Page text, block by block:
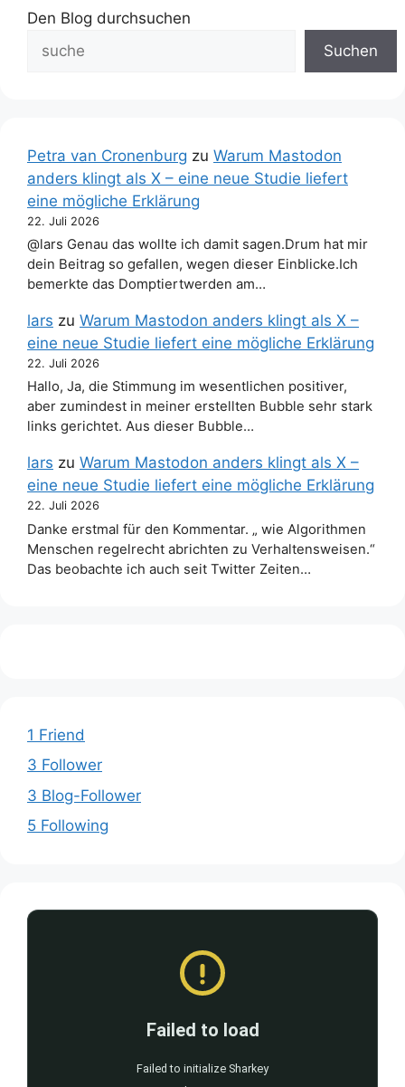
Den Blog durchsuchen
Suchen
Petra van Cronenburg zu Warum Mastodon
anders klingt als X – eine neue Studie liefert
eine mögliche Erklärung
22. Juli 2026
@lars Genau das wollte ich damit sagen.Drum hat mir
dein Beitrag so gefallen, wegen dieser Einblicke.Ich
bemerkte das Domptiertwerden am…
lars zu Warum Mastodon anders klingt als X –
eine neue Studie liefert eine mögliche Erklärung
22. Juli 2026
Hallo, Ja, die Stimmung im wesentlichen positiver,
aber zumindest in meiner erstellten Bubble sehr stark
links gerichtet. Aus dieser Bubble…
lars zu Warum Mastodon anders klingt als X –
eine neue Studie liefert eine mögliche Erklärung
22. Juli 2026
Danke erstmal für den Kommentar. „ wie Algorithmen
Menschen regelrecht abrichten zu Verhaltensweisen.“
Das beobachte ich auch seit Twitter Zeiten…
1 Friend
3 Follower
3 Blog-Follower
5 Following